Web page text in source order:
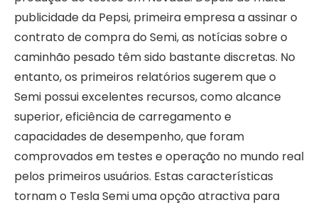
publicidade da Pepsi, primeira empresa a assinar o
contrato de compra do Semi, as notícias sobre o
caminhão pesado têm sido bastante discretas. No
entanto, os primeiros relatórios sugerem que o
Semi possui excelentes recursos, como alcance
superior, eficiência de carregamento e
capacidades de desempenho, que foram
comprovados em testes e operação no mundo real
pelos primeiros usuários. Estas características
tornam o Tesla Semi uma opção atractiva para